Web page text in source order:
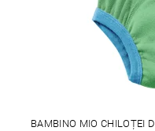
BAMBINO MIO CHILOȚEI